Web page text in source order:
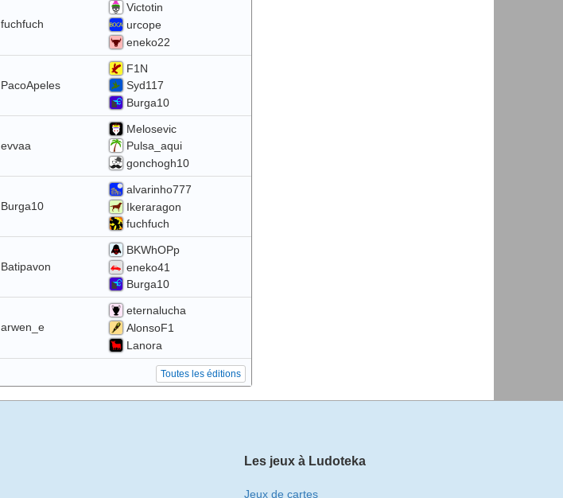
fuchfuch
Victotin
urcope
eneko22
PacoApeles
F1N
Syd117
Burga10
evvaa
Melosevic
Pulsa_aqui
gonchogh10
Burga10
alvarinho777
Ikeraragon
fuchfuch
Batipavon
BKWhOPp
eneko41
Burga10
arwen_e
eternalucha
AlonsoF1
Lanora
Toutes les éditions
Les jeux à Ludoteka
Jeux de cartes